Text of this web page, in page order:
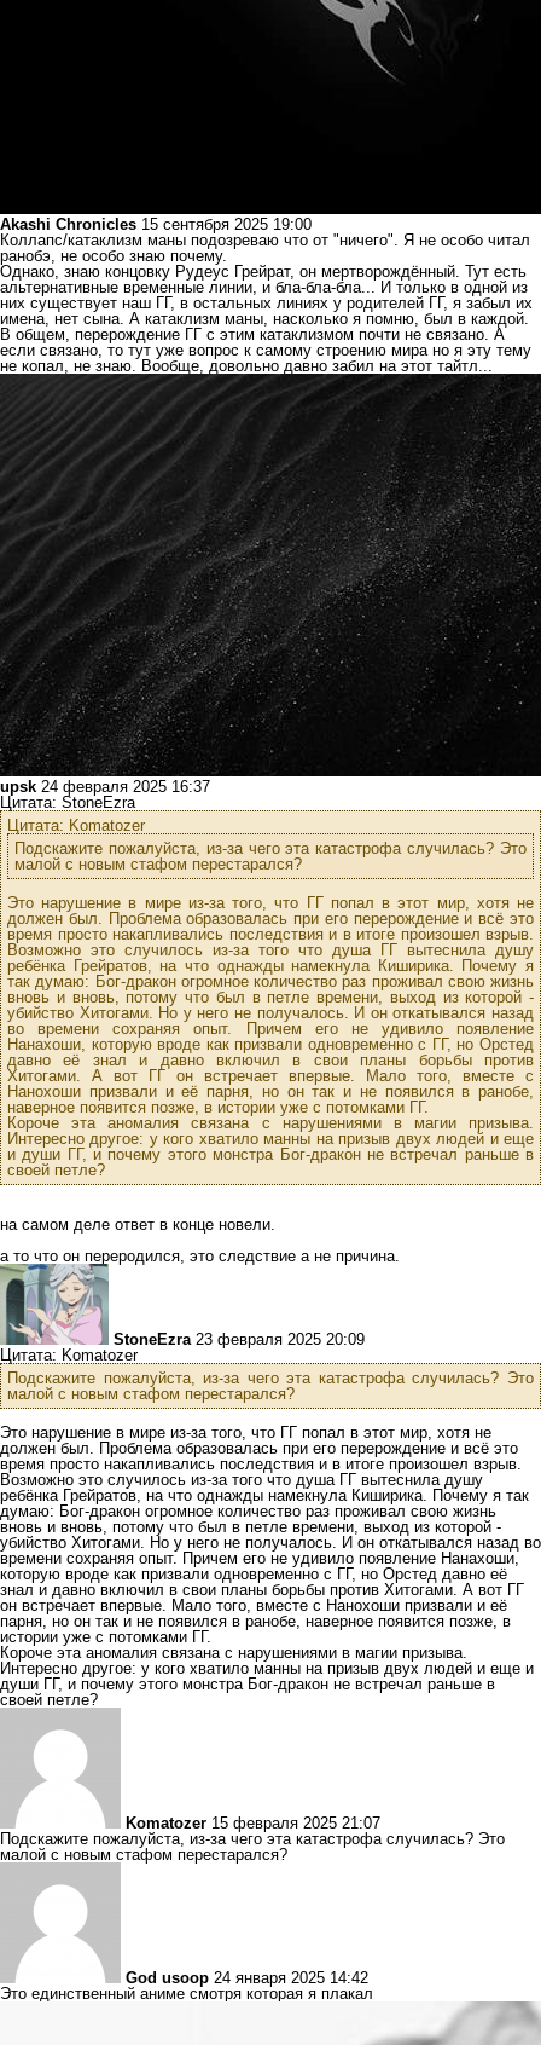
Akashi Chronicles 15 сентября 2025 19:00
Коллапс/катаклизм маны подозреваю что от "ничего". Я не особо читал
ранобэ, не особо знаю почему.
Однако, знаю концовку Рудеус Грейрат, он мертворождённый. Тут есть
альтернативные временные линии, и бла-бла-бла... И только в одной из
них существует наш ГГ, в остальных линиях у родителей ГГ, я забыл их
имена, нет сына. А катаклизм маны, насколько я помню, был в каждой.
В общем, перерождение ГГ с этим катаклизмом почти не связано. А
если связано, то тут уже вопрос к самому строению мира но я эту тему
не копал, не знаю. Вообще, довольно давно забил на этот тайтл...
upsk 24 февраля 2025 16:37
Цитата: StoneEzra
Цитата: Komatozer
Подскажите пожалуйста, из-за чего эта катастрофа случилась? Это
малой с новым стафом перестарался?
Это нарушение в мире из-за того, что ГГ попал в этот мир, хотя не
должен был. Проблема образовалась при его перерождение и всё это
время просто накапливались последствия и в итоге произошел взрыв.
Возможно это случилось из-за того что душа ГГ вытеснила душу
ребёнка Грейратов, на что однажды намекнула Киширика. Почему я
так думаю: Бог-дракон огромное количество раз проживал свою жизнь
вновь и вновь, потому что был в петле времени, выход из которой -
убийство Хитогами. Но у него не получалось. И он откатывался назад
во времени сохраняя опыт. Причем его не удивило появление
Нанахоши, которую вроде как призвали одновременно с ГГ, но Орстед
давно её знал и давно включил в свои планы борьбы против
Хитогами. А вот ГГ он встречает впервые. Мало того, вместе с
Нанохоши призвали и её парня, но он так и не появился в ранобе,
наверное появится позже, в истории уже с потомками ГГ.
Короче эта аномалия связана с нарушениями в магии призыва.
Интересно другое: у кого хватило манны на призыв двух людей и еще
и души ГГ, и почему этого монстра Бог-дракон не встречал раньше в
своей петле?
на самом деле ответ в конце новели.
а то что он переродился, это следствие а не причина.
StoneEzra 23 февраля 2025 20:09
Цитата: Komatozer
Подскажите пожалуйста, из-за чего эта катастрофа случилась? Это
малой с новым стафом перестарался?
Это нарушение в мире из-за того, что ГГ попал в этот мир, хотя не
должен был. Проблема образовалась при его перерождение и всё это
время просто накапливались последствия и в итоге произошел взрыв.
Возможно это случилось из-за того что душа ГГ вытеснила душу
ребёнка Грейратов, на что однажды намекнула Киширика. Почему я так
думаю: Бог-дракон огромное количество раз проживал свою жизнь
вновь и вновь, потому что был в петле времени, выход из которой -
убийство Хитогами. Но у него не получалось. И он откатывался назад во
времени сохраняя опыт. Причем его не удивило появление Нанахоши,
которую вроде как призвали одновременно с ГГ, но Орстед давно её
знал и давно включил в свои планы борьбы против Хитогами. А вот ГГ
он встречает впервые. Мало того, вместе с Нанохоши призвали и её
парня, но он так и не появился в ранобе, наверное появится позже, в
истории уже с потомками ГГ.
Короче эта аномалия связана с нарушениями в магии призыва.
Интересно другое: у кого хватило манны на призыв двух людей и еще и
души ГГ, и почему этого монстра Бог-дракон не встречал раньше в
своей петле?
Komatozer 15 февраля 2025 21:07
Подскажите пожалуйста, из-за чего эта катастрофа случилась? Это
малой с новым стафом перестарался?
God usoop 24 января 2025 14:42
Это единственный аниме смотря которая я плакал